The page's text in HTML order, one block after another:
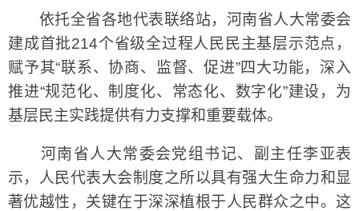
依托全省各地代表联络站，河南省人大常委会
建成首批214个省级全过程人民民主基层示范点，
赋予其“联系、协商、监督、促进”四大功能，深入
推进“规范化、制度化、常态化、数字化”建设，为
基层民主实践提供有力支撑和重要载体。
河南省人大常委会党组书记、副主任李亚表
示，人民代表大会制度之所以具有强大生命力和显
著优越性，关键在于深深植根于人民群众之中。这